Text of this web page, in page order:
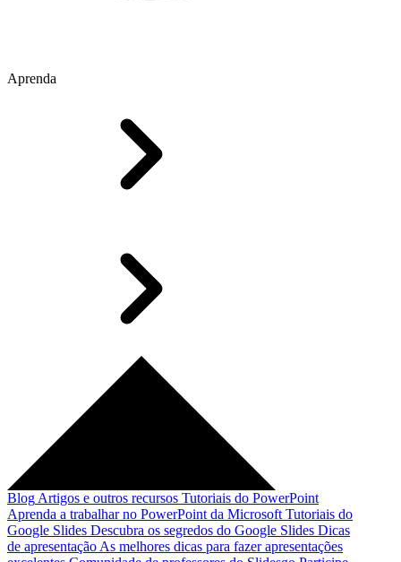
Aprenda
Blog Artigos e outros recursos Tutoriais do PowerPoint
Aprenda a trabalhar no PowerPoint da Microsoft Tutoriais do
Google Slides Descubra os segredos do Google Slides Dicas
de apresentação As melhores dicas para fazer apresentações